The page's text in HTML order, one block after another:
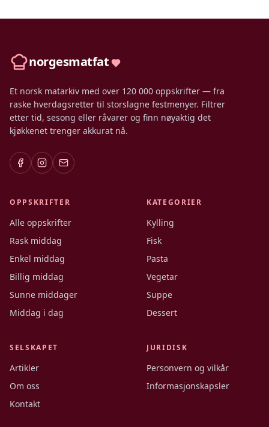
norgesmatfat
Et norsk matarkiv med over 120 000 oppskrifter — fra
raske hverdagsretter til storslagne festmenyer. Filtrer
etter tid, sesong eller råvarer og finn nøyaktig det
kjøkkenet trenger akkurat nå.
OPPSKRIFTER
Alle oppskrifter
Rask middag
Enkel middag
Billig middag
Sunne middager
Middag i dag
KATEGORIER
Kylling
Fisk
Pasta
Vegetar
Suppe
Dessert
SELSKAPET
Artikler
Om oss
Kontakt
JURIDISK
Personvern og vilkår
Informasjonskapsler